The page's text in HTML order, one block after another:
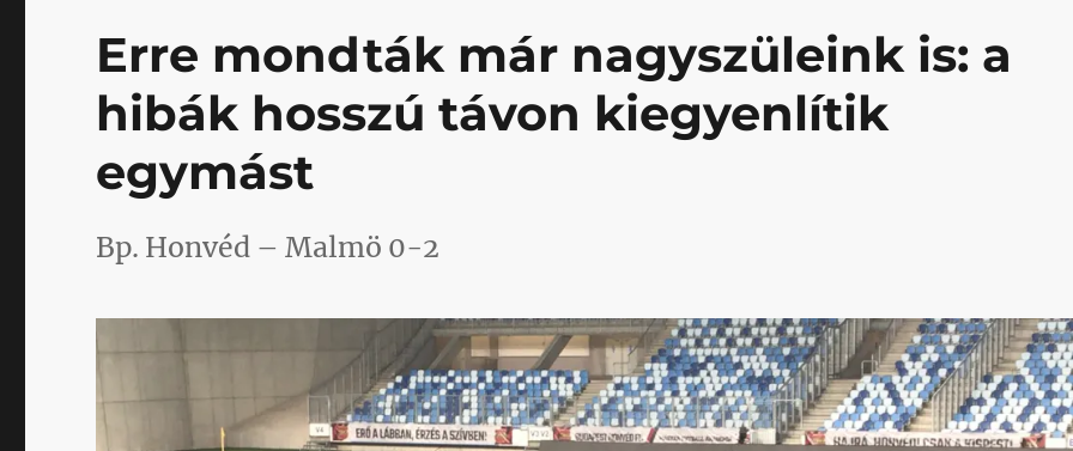
Erre mondták már nagyszüleink is: a
hibák hosszú távon kiegyenlítik
egymást
Bp. Honvéd – Malmö 0-2